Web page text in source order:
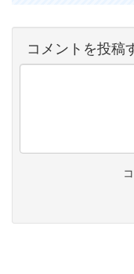
コメントを投稿